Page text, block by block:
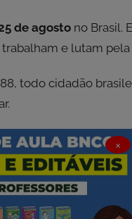
de agosto no Brasil.
e lutam pela
todo cidadão
×